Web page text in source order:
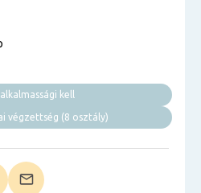
kell
végzettség (8 osztály)